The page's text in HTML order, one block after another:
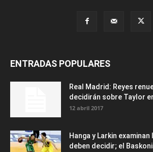
ENTRADAS POPULARES
Real Madrid: Reyes
decidirán sobre Taylor
12 abril 2017
Hanga y Larkin
deben decidir; el